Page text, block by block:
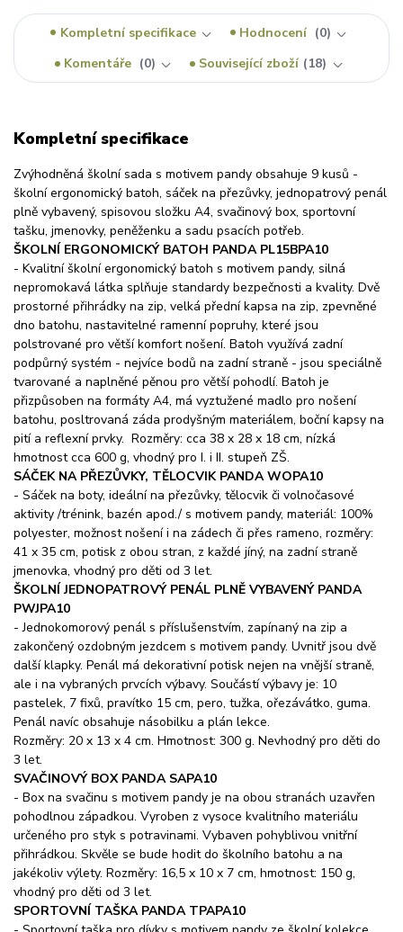
Kompletní specifikace Hodnocení
0
Komentáře
0 Související zboží 18
Kompletní specifikace
Zvýhodněná školní sada s motivem pandy obsahuje 9 kusů -
školní ergonomický batoh, sáček na přezůvky, jednopatrový penál
plně vybavený, spisovou složku A4, svačinový box, sportovní
tašku, jmenovky, peněženku a sadu psacích potřeb.
ŠKOLNÍ ERGONOMICKÝ BATOH PANDA PL15BPA10
- Kvalitní školní ergonomický batoh s motivem pandy, silná
nepromokavá látka splňuje standardy bezpečnosti a kvality. Dvě
prostorné přihrádky na zip, velká přední kapsa na zip, zpevněné
dno batohu, nastavitelné ramenní popruhy, které jsou
polstrované pro větší komfort nošení. Batoh využívá zadní
podpůrný systém - nejvíce bodů na zadní straně - jsou speciálně
tvarované a naplněné pěnou pro větší pohodlí. Batoh je
přizpůsoben na formáty A4, má vyztužené madlo pro nošení
batohu, posltrovaná záda prodyšným materiálem, boční kapsy na
pití a reflexní prvky. Rozměry: cca 38 x 28 x 18 cm, nízká
hmotnost cca 600 g, vhodný pro I. i II. stupeň ZŠ.
SÁČEK NA PŘEZŮVKY, TĚLOCVIK PANDA WOPA10
- Sáček na boty, ideální na přezůvky, tělocvik či volnočasové
aktivity /trénink, bazén apod./ s motivem pandy, materiál: 100%
polyester, možnost nošení i na zádech či přes rameno, rozměry:
41 x 35 cm, potisk z obou stran, z každé jíný, na zadní straně
jmenovka, vhodný pro děti od 3 let.
ŠKOLNÍ JEDNOPATROVÝ PENÁL PLNĚ VYBAVENÝ PANDA
PWJPA10
- Jednokomorový penál s příslušenstvím, zapínaný na zip a
zakončený ozdobným jezdcem s motivem pandy. Uvnitř jsou dvě
další klapky. Penál má dekorativní potisk nejen na vnější straně,
ale i na vybraných prvcích výbavy. Součástí výbavy je: 10
pastelek, 7 fixů, pravítko 15 cm, pero, tužka, ořezávátko, guma.
Penál navíc obsahuje násobilku a plán lekce.
Rozměry: 20 x 13 x 4 cm. Hmotnost: 300 g. Nevhodný pro děti do
3 let.
SVAČINOVÝ BOX PANDA SAPA10
- Box na svačinu s motivem pandy je na obou stranách uzavřen
pohodlnou západkou. Vyroben z vysoce kvalitního materiálu
určeného pro styk s potravinami. Vybaven pohyblivou vnitřní
přihrádkou. Skvěle se bude hodit do školního batohu a na
jakékoliv výlety. Rozměry: 16,5 x 10 x 7 cm, hmotnost: 150 g,
vhodný pro děti od 3 let.
SPORTOVNÍ TAŠKA PANDA TPAPA10